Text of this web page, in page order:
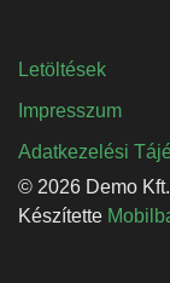
Letöltések
Impresszum
Adatkezelési
© 2026 Demo Kft.
Készítette